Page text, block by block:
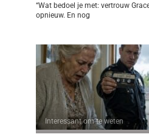
“Wat bedoel je met: vertrouw
opnieuw. En nog
Interessant om te weten